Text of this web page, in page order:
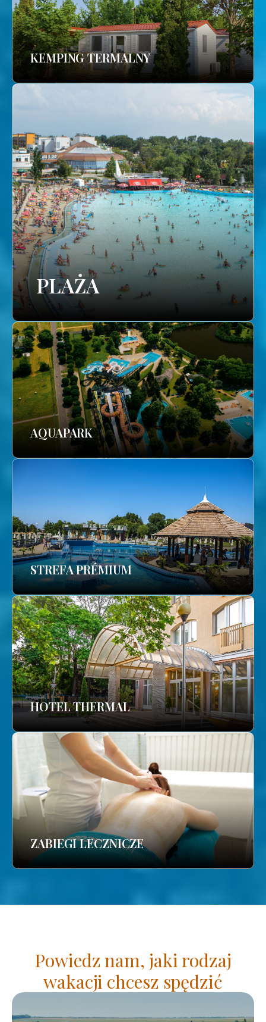
KEMPING TERMALNY
PLAŻA
AQUAPARK
STREFA PRÉMIUM
HOTEL THERMAL
ZABIEGI LECZNICZE
Powiedz nam, jaki rodzaj
wakacji chcesz spędzić